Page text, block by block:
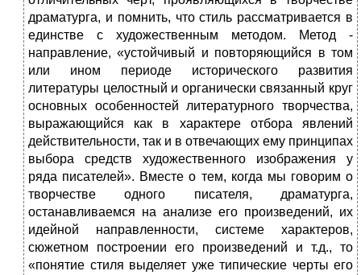
драматурга, и помнить, что стиль рассматривается в
единстве с художественным методом. Метод -
направление, «устойчивый и повторяющийся в том
или ином периоде исторического развития
литературы целостный и органически связанный круг
основных особенностей литературного творчества,
выражающийся как в характере отбора явлений
действительности, так и в отвечающих ему принципах
выбора средств художественного изображения у
ряда писателей». Вместе о тем, когда мы говорим о
творчестве одного писателя, драматурга,
останавливаемся на анализе его произведений, их
идейной направленности, системе характеров,
сюжетном построении его произведений и т.д., то
«понятие стиля выделяет уже типические черты его